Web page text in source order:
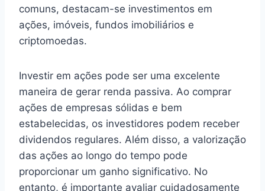
comuns, destacam-se investimentos em
ações, imóveis, fundos imobiliários e
criptomoedas.
Investir em ações pode ser uma excelente
maneira de gerar renda passiva. Ao comprar
ações de empresas sólidas e bem
estabelecidas, os investidores podem receber
dividendos regulares. Além disso, a valorização
das ações ao longo do tempo pode
proporcionar um ganho significativo. No
entanto, é importante avaliar cuidadosamente